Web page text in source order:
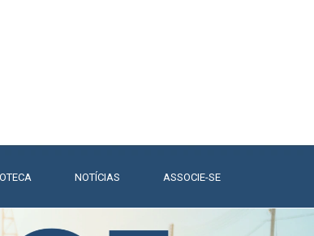
▼
NOTÍCIAS ASSOCIE-SE